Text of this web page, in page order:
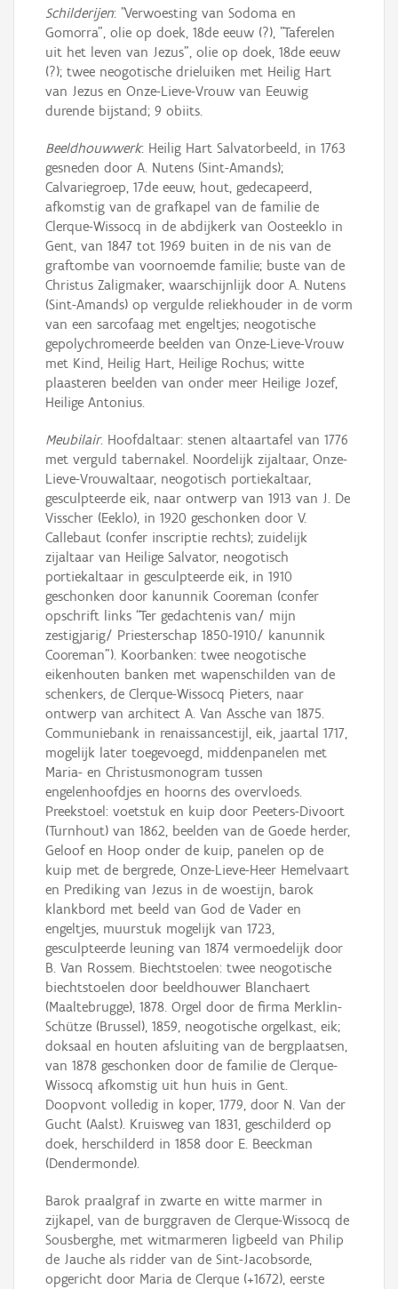
Schilderijen: "Verwoesting van Sodoma en
Gomorra", olie op doek, 18de eeuw (?), "Taferelen
uit het leven van Jezus", olie op doek, 18de eeuw
(?); twee neogotische drieluiken met Heilig Hart
van Jezus en Onze-Lieve-Vrouw van Eeuwig
durende bijstand; 9 obiits.
Beeldhouwwerk: Heilig Hart Salvatorbeeld, in 1763
gesneden door A. Nutens (Sint-Amands);
Calvariegroep, 17de eeuw, hout, gedecapeerd,
afkomstig van de grafkapel van de familie de
Clerque-Wissocq in de abdijkerk van Oosteeklo in
Gent, van 1847 tot 1969 buiten in de nis van de
graftombe van voornoemde familie; buste van de
Christus Zaligmaker, waarschijnlijk door A. Nutens
(Sint-Amands) op vergulde reliekhouder in de vorm
van een sarcofaag met engeltjes; neogotische
gepolychromeerde beelden van Onze-Lieve-Vrouw
met Kind, Heilig Hart, Heilige Rochus; witte
plaasteren beelden van onder meer Heilige Jozef,
Heilige Antonius.
Meubilair. Hoofdaltaar: stenen altaartafel van 1776
met verguld tabernakel. Noordelijk zijaltaar, Onze-
Lieve-Vrouwaltaar, neogotisch portiekaltaar,
gesculpteerde eik, naar ontwerp van 1913 van J. De
Visscher (Eeklo), in 1920 geschonken door V.
Callebaut (confer inscriptie rechts); zuidelijk
zijaltaar van Heilige Salvator, neogotisch
portiekaltaar in gesculpteerde eik, in 1910
geschonken door kanunnik Cooreman (confer
opschrift links “Ter gedachtenis van/ mijn
zestigjarig/ Priesterschap 1850-1910/ kanunnik
Cooreman”). Koorbanken: twee neogotische
eikenhouten banken met wapenschilden van de
schenkers, de Clerque-Wissocq Pieters, naar
ontwerp van architect A. Van Assche van 1875.
Communiebank in renaissancestijl, eik, jaartal 1717,
mogelijk later toegevoegd, middenpanelen met
Maria- en Christusmonogram tussen
engelenhoofdjes en hoorns des overvloeds.
Preekstoel: voetstuk en kuip door Peeters-Divoort
(Turnhout) van 1862, beelden van de Goede herder,
Geloof en Hoop onder de kuip, panelen op de
kuip met de bergrede, Onze-Lieve-Heer Hemelvaart
en Prediking van Jezus in de woestijn, barok
klankbord met beeld van God de Vader en
engeltjes, muurstuk mogelijk van 1723,
gesculpteerde leuning van 1874 vermoedelijk door
B. Van Rossem. Biechtstoelen: twee neogotische
biechtstoelen door beeldhouwer Blanchaert
(Maaltebrugge), 1878. Orgel door de firma Merklin-
Schütze (Brussel), 1859, neogotische orgelkast, eik;
doksaal en houten afsluiting van de bergplaatsen,
van 1878 geschonken door de familie de Clerque-
Wissocq afkomstig uit hun huis in Gent.
Doopvont volledig in koper, 1779, door N. Van der
Gucht (Aalst). Kruisweg van 1831, geschilderd op
doek, herschilderd in 1858 door E. Beeckman
(Dendermonde).
Barok praalgraf in zwarte en witte marmer in
zijkapel, van de burggraven de Clerque-Wissocq de
Sousberghe, met witmarmeren ligbeeld van Philip
de Jauche als ridder van de Sint-Jacobsorde,
opgericht door Maria de Clerque (+1672), eerste